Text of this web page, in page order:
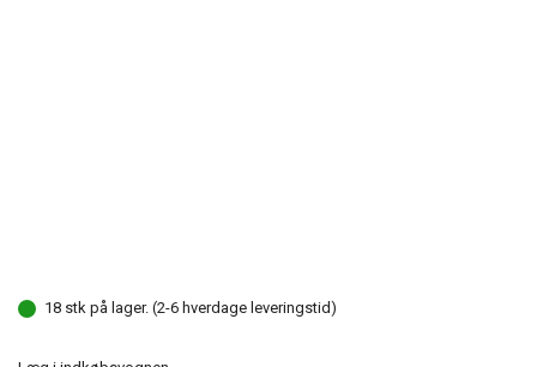
18 stk på lager. (2-6 hverdage leveringstid)